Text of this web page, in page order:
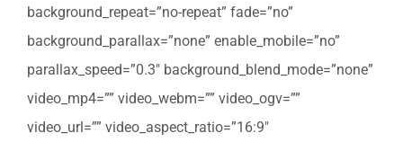
background_repeat=”no-repeat” fade=”no”
background_parallax=”none” enable_mobile=”no”
parallax_speed=”0.3″ background_blend_mode=”none”
video_mp4=”” video_webm=”” video_ogv=””
video_url=”” video_aspect_ratio=”16:9″